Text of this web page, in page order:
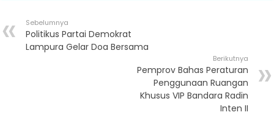
Sebelumnya
Politikus Partai Demokrat
Lampura Gelar Doa Bersama
Berikutnya
Pemprov Bahas Peraturan
Penggunaan Ruangan
Khusus VIP Bandara Radin
Inten II